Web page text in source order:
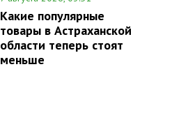
Какие популярные
товары в Астраханской
области теперь стоят
меньше